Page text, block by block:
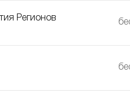
Регионов